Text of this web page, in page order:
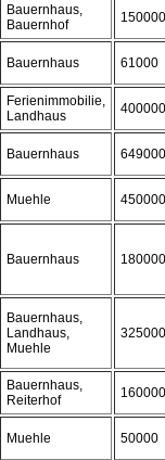
Bauernhaus,
Bauernhof
150000
Bauernhaus 61000
Ferienimmobilie,
Landhaus
400000
Bauernhaus 649000
Muehle 450000
Bauernhaus 180000
Bauernhaus,
Landhaus,
Muehle
325000
Bauernhaus,
Reiterhof
160000
Muehle 50000